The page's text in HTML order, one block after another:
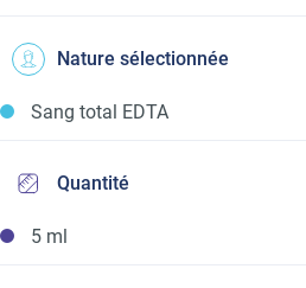
Nature sélectionnée
Sang total EDTA
Quantité
5 ml